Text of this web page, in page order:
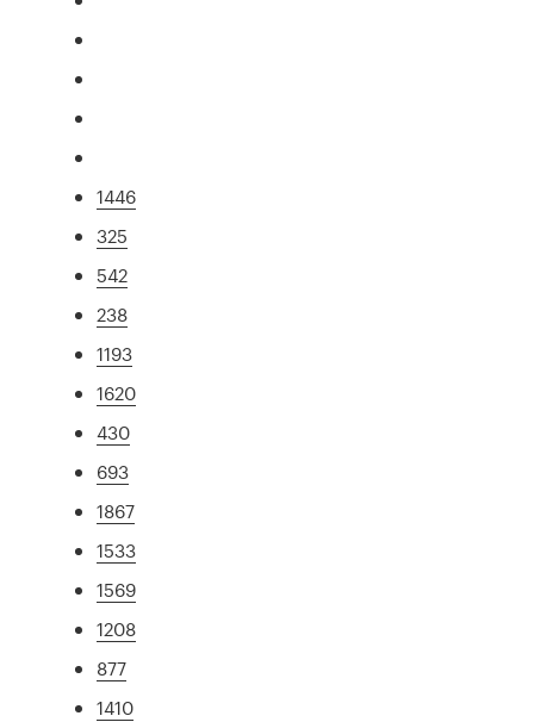
1446
325
542
238
1193
1620
430
693
1867
1533
1569
1208
877
1410